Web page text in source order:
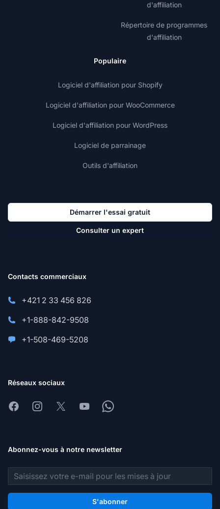
d'affiliation
Répertoire de programmes
d'affiliation
Populaire
Logiciel d'affiliation pour Shopify
Logiciel d'affiliation pour WooCommerce
Logiciel d'affiliation pour WordPress
Logiciel de parrainage
Outils d'affiliation
Démarrer l'essai gratuit
Consulter un expert
Contacts commerciaux
+421 2 33 456 826
+1-888-842-9508
+1-508-469-5208
Réseaux sociaux
FacebookInstagram
X YoutubeWhatsapp
Abonnez-vous à notre newsletter
Adresse e-mail
S'abonner